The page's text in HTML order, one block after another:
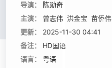
导演：
陈勋奇
主演：
曾志伟 洪金宝 苗侨伟
更新：
2025-11-30 04:41
备注：
HD国语
语言：
粤语